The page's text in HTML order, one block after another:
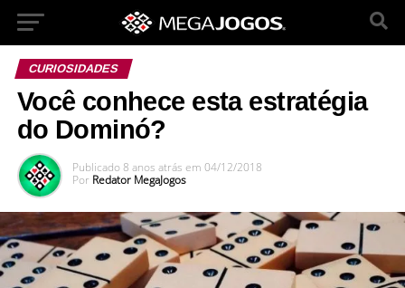
CURIOSIDADES
Você conhece esta estratégia
do Dominó?
Publicado8 anos atrás em 04/12/2018
Por Redator MegaJogos